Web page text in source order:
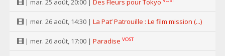
| mar. 25 août, 20:00 | Des Fleurs pour Tokyo
| mer. 26 août, 14:30 | La Pat’ Patrouille : Le film mission (...)
| mer. 26 août, 17:00 | Paradise VOST